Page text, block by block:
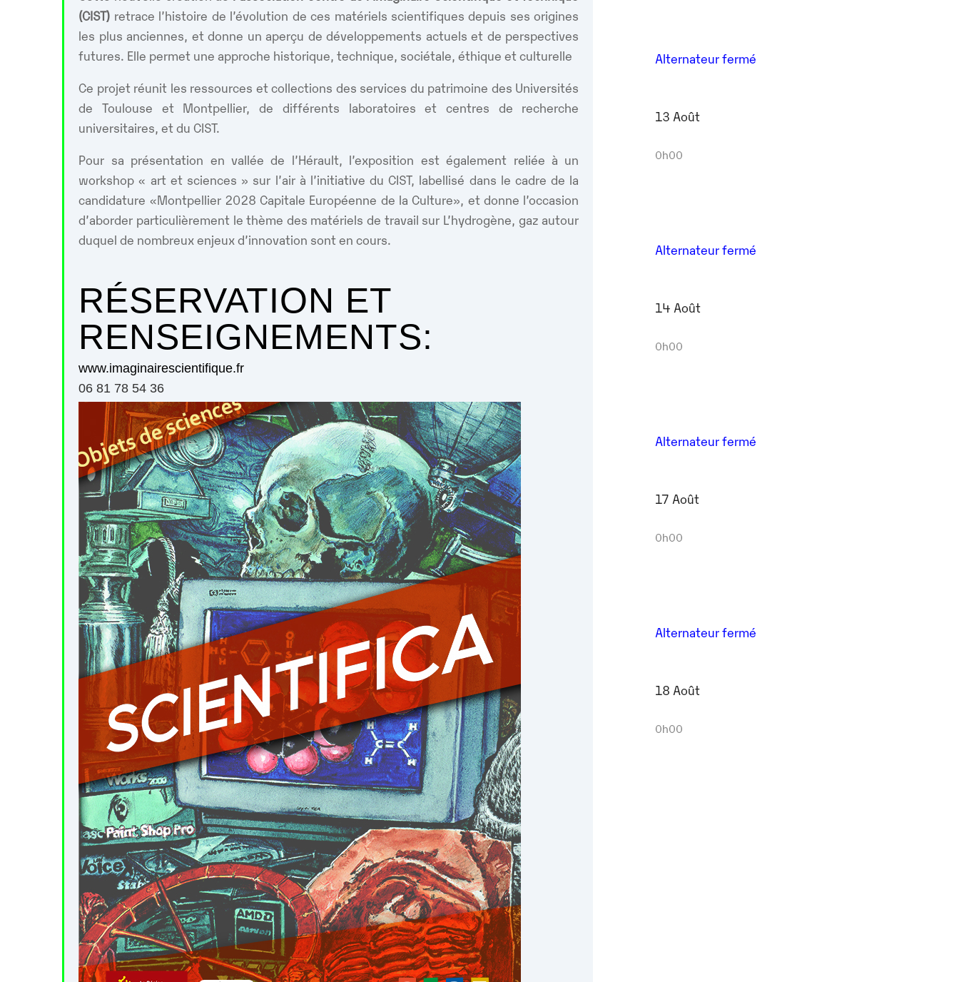
(CIST) retrace l’histoire de l’évolution de ces matériels scientifiques depuis ses origines
les plus anciennes, et donne un aperçu de développements actuels et de perspectives
futures. Elle permet une approche historique, technique, sociétale, éthique et culturelle
Ce projet réunit les ressources et collections des services du patrimoine des Universités
de Toulouse et Montpellier, de différents laboratoires et centres de recherche
universitaires, et du CIST.
Pour sa présentation en vallée de l’Hérault, l’exposition est également reliée à un
workshop « art et sciences » sur l’air à l’initiative du CIST, labellisé dans le cadre de la
candidature «Montpellier 2028 Capitale Européenne de la Culture», et donne l’occasion
d’aborder particulièrement le thème des matériels de travail sur L’hydrogène, gaz autour
duquel de nombreux enjeux d’innovation sont en cours.
RÉSERVATION ET
RENSEIGNEMENTS:
www.imaginairescientifique.fr
06 81 78 54 36
Alternateur fermé
13 Août
0h00
Alternateur fermé
14 Août
0h00
Alternateur fermé
17 Août
0h00
Alternateur fermé
18 Août
0h00